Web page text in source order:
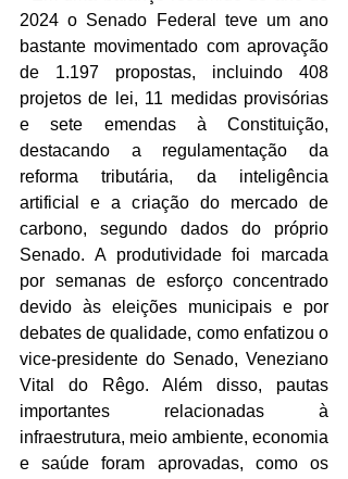
2024 o Senado Federal teve um ano
bastante movimentado com aprovação
de 1.197 propostas, incluindo 408
projetos de lei, 11 medidas provisórias
e sete emendas à Constituição,
destacando a regulamentação da
reforma tributária, da inteligência
artificial e a criação do mercado de
carbono, segundo dados do próprio
Senado. A produtividade foi marcada
por semanas de esforço concentrado
devido às eleições municipais e por
debates de qualidade, como enfatizou o
vice-presidente do Senado, Veneziano
Vital do Rêgo. Além disso, pautas
importantes relacionadas à
infraestrutura, meio ambiente, economia
e saúde foram aprovadas, como os